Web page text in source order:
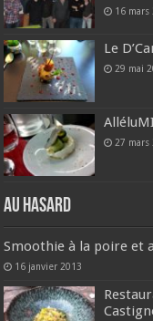
16 mars
Le
29 mai
27 mars
Au hasard
Smoothie à la poire et
16 janvier 2013